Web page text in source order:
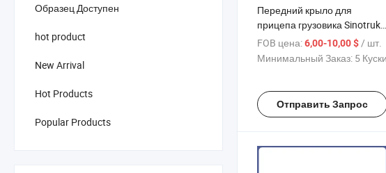
Образец Доступен
hot product
New Arrival
Hot Products
Popular Products
Передний крыло для
прицепа грузовика Sinotruk,
часть аксессуара для
кемпинга, компонент
FOB цена:6,00-10,00 $/ шт.
Минимальный Заказ: 5 Куски
Отправить Запрос